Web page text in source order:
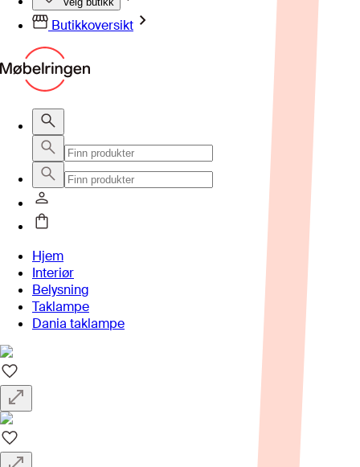
Butikkoversikt
Hjem
Interiør
Belysning
Taklampe
Dania taklampe